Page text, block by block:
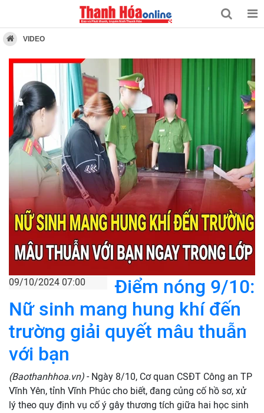
VIDEO
09/10/2024 07:00
Điểm nóng 9/10:
Nữ sinh mang hung khí đến
trường giải quyết mâu thuẫn
với bạn
(Baothanhhoa.vn) - Ngày 8/10, Cơ quan CSĐT Công an TP
Vĩnh Yên, tỉnh Vĩnh Phúc cho biết, đang củng cố hồ sơ, xử
lý theo quy định vụ cố ý gây thương tích giữa hai học sinh